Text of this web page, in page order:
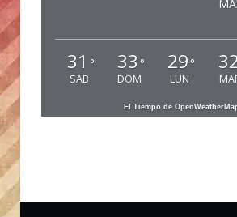
31 °
SAB
33 °
DOM
29 °
LUN
El Tiempo de